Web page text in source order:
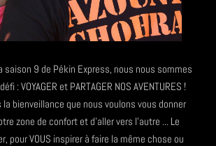
saison 9 de Pékin Express, nous nous sommes
: VOYAGER et PARTAGER NOS AVENTURES !
bienveillance que nous voulons vous donner
zone de confort et d'aller vers l'autre ... Le
pour VOUS inspirer à faire la même chose ou